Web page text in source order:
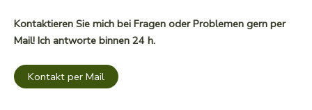
Kontaktieren Sie mich bei Fragen oder Problemen gern per
Mail! Ich antworte binnen 24 h.
Kontakt per Mail